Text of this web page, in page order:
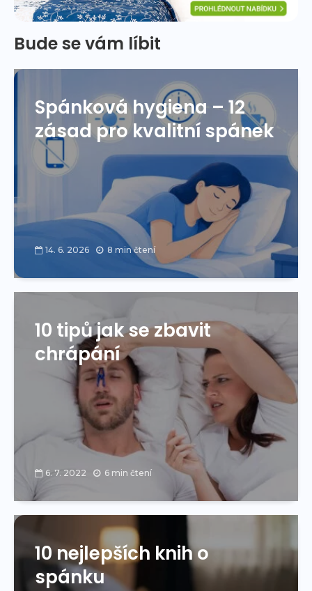
Bude se vám líbit
Spánková hygiena – 12
zásad pro kvalitní spánek
14. 6. 2026 8 min čtení
10 tipů jak se zbavit
chrápání
6. 7. 2022 6 min čtení
10 nejlepších knih o
spánku